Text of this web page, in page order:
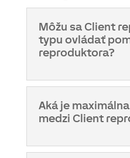
Môžu sa Client
typu ovládať
reproduktora?
Aká je
medzi Client